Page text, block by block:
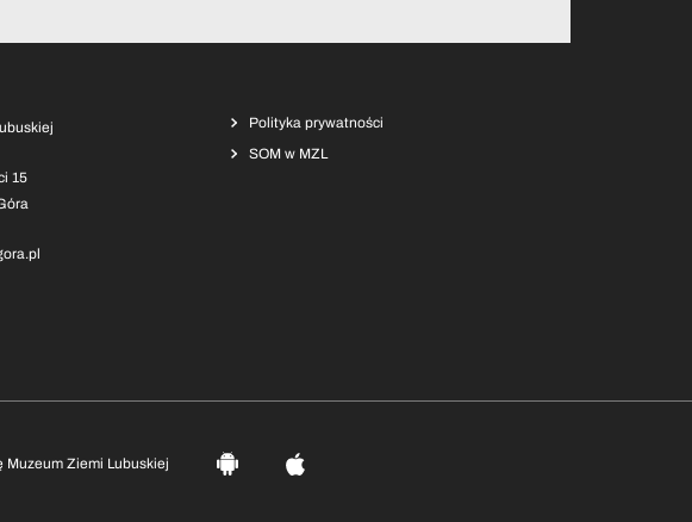
15
Polityka prywatności
SOM w MZL
Muzeum Ziemi Lubuskiej